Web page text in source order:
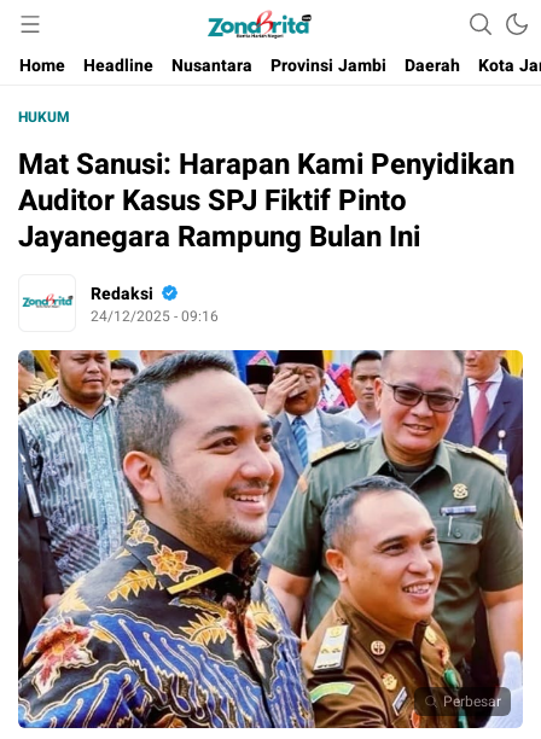
Berita Harian Negeri
Home
Headline Nusantara Provinsi Jambi Daerah Kota
HUKUM
Mat Sanusi: Harapan Kami Penyidikan
Auditor Kasus SPJ Fiktif Pinto
Jayanegara Rampung Bulan Ini
Redaksi
24/12/2025 - 09:16
Perbesar